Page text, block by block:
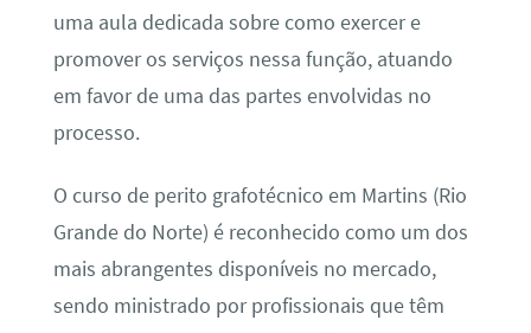
uma aula dedicada sobre como exercer e
promover os serviços nessa função, atuando
em favor de uma das partes envolvidas no
processo.
O curso de perito grafotécnico em Martins (Rio
Grande do Norte) é reconhecido como um dos
mais abrangentes disponíveis no mercado,
sendo ministrado por profissionais que têm